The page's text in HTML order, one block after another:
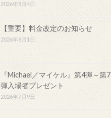
2026年8月4日
【重要】料金改定のお知らせ
2026年8月1日
『Michael／マイケル』第4弾～第7
弾入場者プレゼント
2026年7月9日